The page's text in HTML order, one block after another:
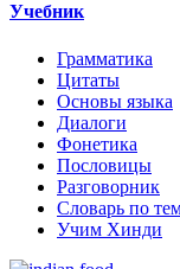
Учебник
Грамматика
Цитаты
Основы языка
Диалоги
Фонетика
Пословицы
Разговорник
Словарь по
Учим Хинди